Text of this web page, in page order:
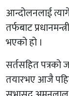
आन्दोलनलाई
तर्फबाट
भएको हो ।
सर्तसहित पत्रको
तयारभए आजै